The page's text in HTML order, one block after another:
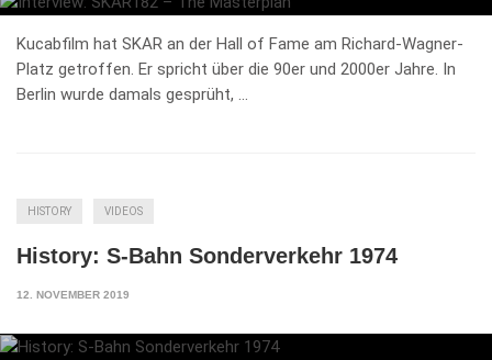
Kucabfilm hat SKAR an der Hall of Fame am Richard-Wagner-
Platz getroffen. Er spricht über die 90er und 2000er Jahre. In
Berlin wurde damals gesprüht, …
HISTORY VIDEOS
History: S-Bahn Sonderverkehr 1974
12. NOVEMBER 2019